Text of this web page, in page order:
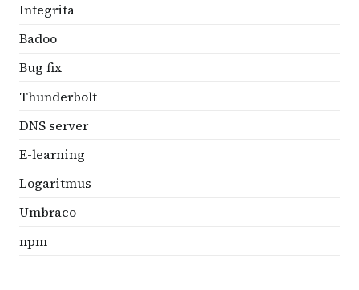
Integrita
Badoo
Bug fix
Thunderbolt
DNS server
E-learning
Logaritmus
Umbraco
npm